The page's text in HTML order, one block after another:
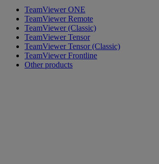
TeamViewer ONE
TeamViewer Remote
TeamViewer (Classic)
TeamViewer Tensor
TeamViewer Tensor (Classic)
TeamViewer Frontline
Other products